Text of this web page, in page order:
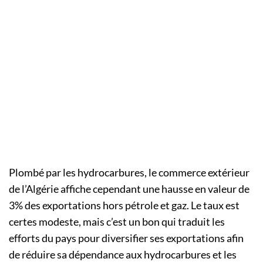
Plombé par les hydrocarbures, le commerce extérieur
de l’Algérie affiche cependant une hausse en valeur de
3% des exportations hors pétrole et gaz. Le taux est
certes modeste, mais c’est un bon qui traduit les
efforts du pays pour diversifier ses exportations afin
de réduire sa dépendance aux hydrocarbures et les